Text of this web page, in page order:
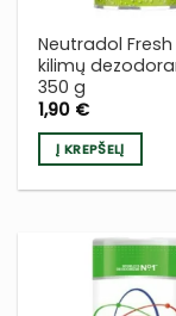
Neutradol Fresh
kilimų
350 g
1,90 €
Į KREPŠELĮ